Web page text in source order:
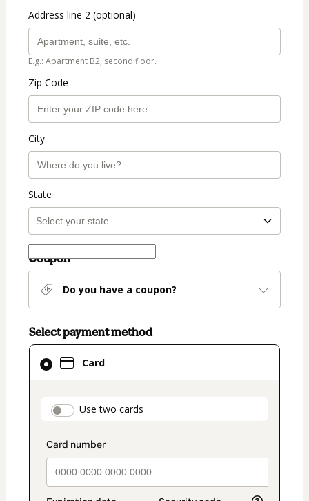
Address line 2 (optional)
E.g.: Apartment B2, second floor.
Zip Code
City
State
Coupon
Do you have a coupon?
Select payment method
Card
payment_data.section_title_v2
Use two cards
Card
selected
method